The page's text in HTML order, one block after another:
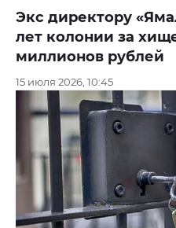
Экс директору
лет колонии за
миллионов рублей
15 июля 2026, 10:45